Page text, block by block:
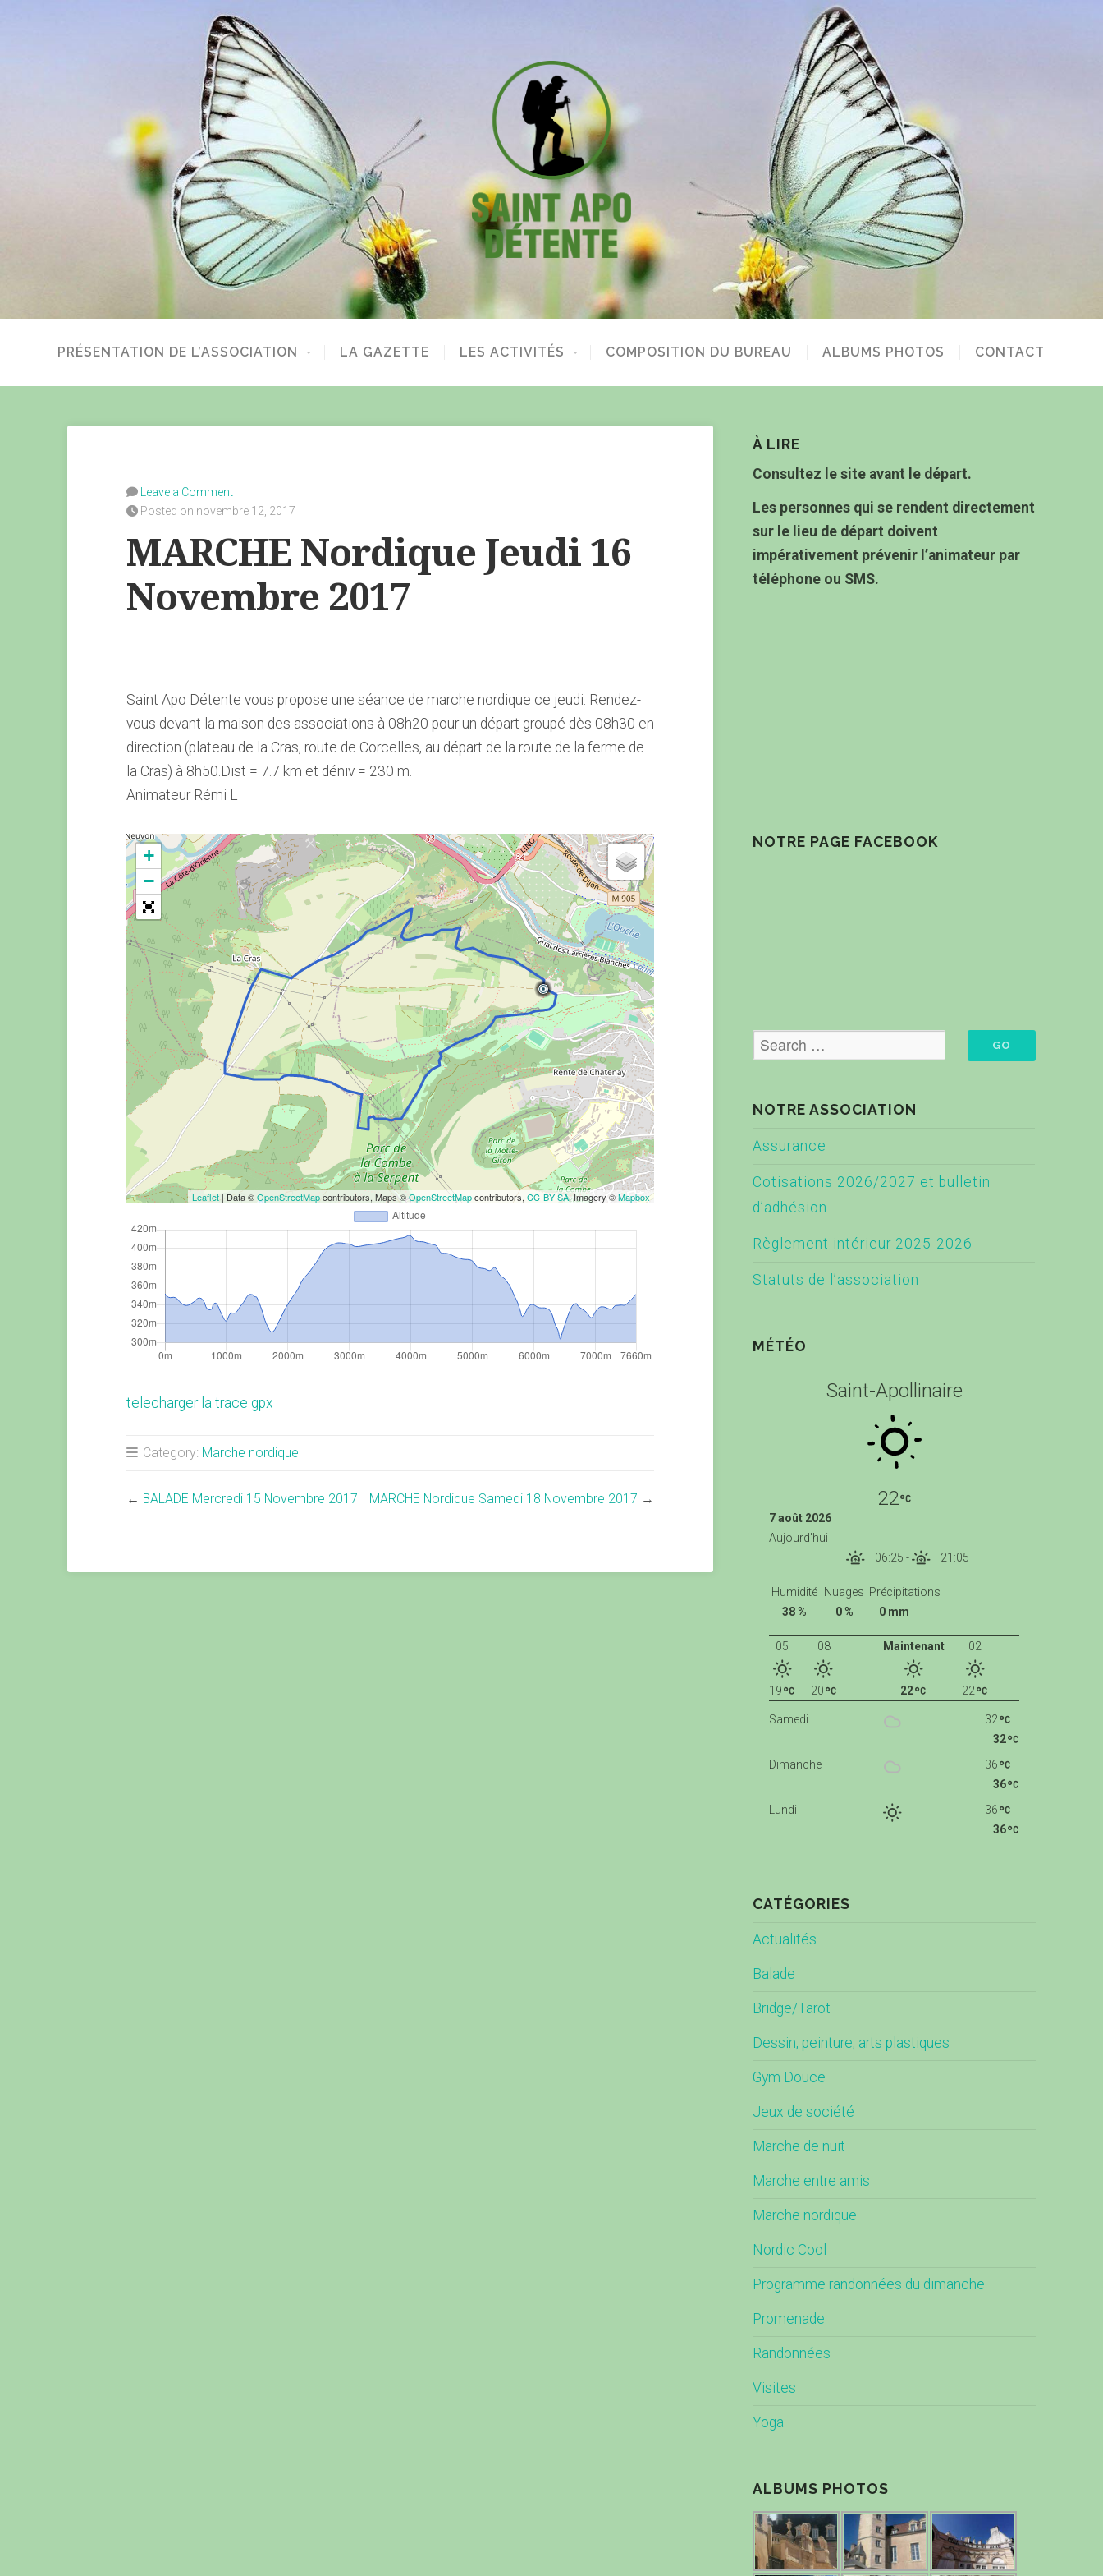
PRÉSENTATION DE L’ASSOCIATION LA GAZETTE LES ACTIVITÉS COMPOSITION DU BUREAU ALBUMS PHOTOS CONTACT
Leave a Comment
Posted on novembre 12, 2017
MARCHE Nordique Jeudi 16
Novembre 2017
Saint Apo Détente vous propose une séance de marche nordique ce jeudi. Rendez-
vous devant la maison des associations à 08h20 pour un départ groupé dès 08h30 en
direction (plateau de la Cras, route de Corcelles, au départ de la route de la ferme de
la Cras) à 8h50.Dist = 7.7 km et déniv = 230 m.
Animateur Rémi L
+
−
Leaflet| Data ©OpenStreetMapcontributors, Maps ©OpenStreetMapcontributors,CC-BY-SA, Imagery ©Mapbox
telecharger la trace gpx
Category: Marche nordique
← BALADE Mercredi 15 Novembre 2017 MARCHE Nordique Samedi 18 Novembre 2017 →
À LIRE
Consultez le site avant le départ.
Les personnes qui se rendent directement
sur le lieu de départ doivent
impérativement prévenir l’animateur par
téléphone ou SMS.
NOTRE PAGE FACEBOOK
NOTRE ASSOCIATION
Assurance
Cotisations 2026/2027 et bulletin
d’adhésion
Règlement intérieur 2025-2026
Statuts de l’association
MÉTÉO
Saint-Apollinaire
22
7 août 2026
Aujourd'hui
06:25 - 21:05
Humidité
38 %
Nuages
0 %
Précipitations
0 mm
Maintenant
22
02
22
05
19
08
20
Samedi
32
32
Dimanche
36
36
Lundi
36
36
CATÉGORIES
Actualités
Balade
Bridge/Tarot
Dessin, peinture, arts plastiques
Gym Douce
Jeux de société
Marche de nuit
Marche entre amis
Marche nordique
Nordic Cool
Programme randonnées du dimanche
Promenade
Randonnées
Visites
Yoga
ALBUMS PHOTOS